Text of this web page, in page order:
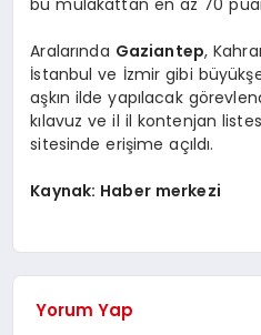
bu mülakattan en az 70
Aralarında Gaziantep,
İstanbul ve İzmir gibi
aşkın ilde yapılacak
kılavuz ve il il kontenjan
sitesinde erişime açıldı.
Kaynak: Haber merkezi
Yorum Yap